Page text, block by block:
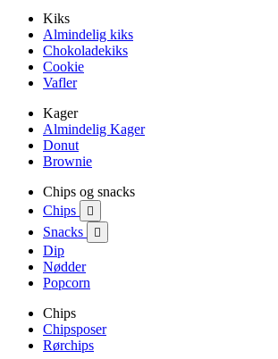
Kiks
Almindelig kiks
Chokoladekiks
Cookie
Vafler
Kager
Almindelig Kager
Donut
Brownie
Chips og snacks
Chips

Snacks 
Dip
Nødder
Popcorn
Chips
Chipsposer
Rørchips